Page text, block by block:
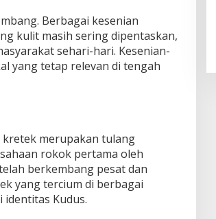
Berbagai kesenian
kulit masih sering dipentaskan,
sehari-hari. Kesenian-
yang tetap relevan di tengah
merupakan tulang
rokok pertama oleh
berkembang pesat dan
yang tercium di berbagai
Kudus.